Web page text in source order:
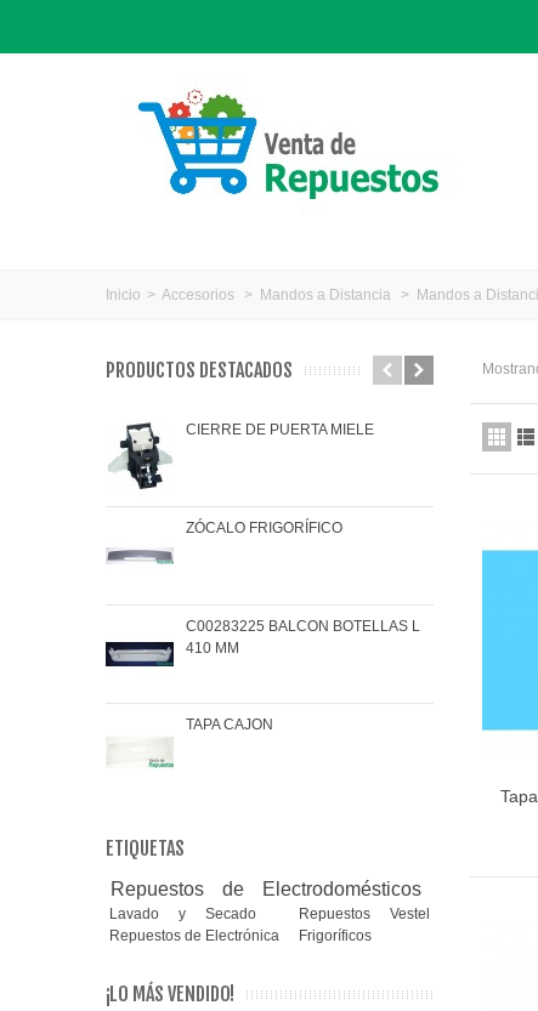
Inicio > Accesorios > Mandos a Distancia > Mandos a
PRODUCTOS DESTACADOS
CIERRE DE PUERTA MIELE
ZÓCALO FRIGORÍFICO
C00283225 BALCON BOTELLAS L
410 MM
TAPA CAJON
ETIQUETAS
Repuestos de Electrodomésticos
Lavado y Secado
Repuestos Vestel
Repuestos de Electrónica
Frigoríficos
¡LO MÁS VENDIDO!